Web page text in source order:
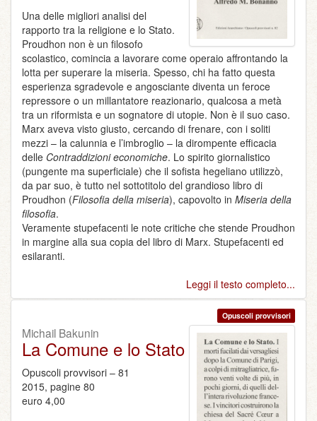
Una delle migliori analisi del
rapporto tra la religione e lo Stato.
Proudhon non è un filosofo
scolastico, comincia a lavorare come operaio affrontando la
lotta per superare la miseria. Spesso, chi ha fatto questa
esperienza sgradevole e angosciante diventa un feroce
repressore o un millantatore reazionario, qualcosa a metà
tra un riformista e un sognatore di utopie. Non è il suo caso.
Marx aveva visto giusto, cercando di frenare, con i soliti
mezzi – la calunnia e l’imbroglio – la dirompente efficacia
delle Contraddizioni economiche. Lo spirito giornalistico
(pungente ma superficiale) che il sofista hegeliano utilizzò,
da par suo, è tutto nel sottotitolo del grandioso libro di
Proudhon (Filosofia della miseria), capovolto in Miseria della
filosofia.
Veramente stupefacenti le note critiche che stende Proudhon
in margine alla sua copia del libro di Marx. Stupefacenti ed
esilaranti.
Leggi il testo completo...
Opuscoli provvisori
Michail Bakunin
La Comune e lo Stato
Opuscoli provvisori – 81
2015, pagine 80
euro 4,00